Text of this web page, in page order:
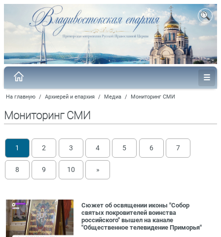
На главную / Архиерей и епархия / Медиа / Мониторинг СМИ
Мониторинг СМИ
1 2 3 4 5 6 7
8 9 10 »
Сюжет об освящении иконы "Собор
святых покровителей воинства
российского" вышел на канале
"Общественное телевидение Приморья"